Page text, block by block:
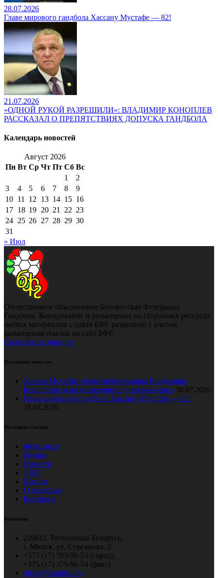
28.07.2026
Главе мирового гандбола Хассану Мустафе — 82!
21.07.2026
«ОДНОЙ РУКОЙ РАЗРЕШИЛИ»: ВЛАДИМИР КОНОПЛЕВ
РАССКАЗАЛ О ПРЕПЯТСТВИЯХ ДОПУСКА ГАНДБОЛА
Календарь новостей
Август 2026
Пн Вт Ср Чт Пт Сб Вс
1
2
3
4 5 6 7 8
9
10 11 12 13 14 15 16
17 18 19 20 21 22 23
24 25 26 27 28 29 30
31
« Июл
Общественное объединение Белорусская Федерация
Гандбола. Копирование и размещение на сторонних ресурсах
любых материалов с сайта БФГ разрешено с учетом
размещения ссылки на сайт БФГ.
Сообщить о допинге
Последние новости
Хассан Мустафа тепло поблагодарил Владимира
Коноплёва за поздравление с днем рождения 30.07.2026
Главе мирового гандбола Хассану Мустафе — 82!
28.07.2026
Полезные ссылки
Федерация
Медиа
Новости
ДЮГ
Школы
О гандболе
Контакты
Контакты
220012, Республика Беларусь,
г. Минск, ул. Сурганова, 2
+375 (17) 393-96-53 (город),
+375 (17) 379-96-54 (факс)
office@handball.by